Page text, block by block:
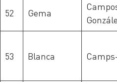
52 Gema
53 Blanca